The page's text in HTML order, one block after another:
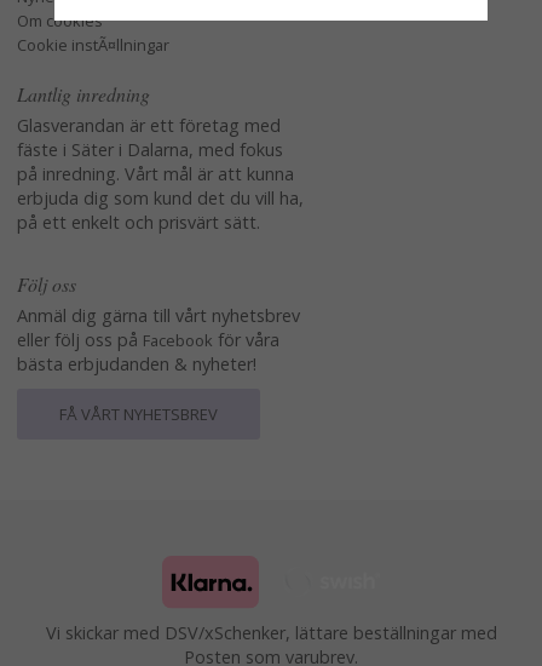
Om cookies
Cookie instÃ¤llningar
Lantlig inredning
Glasverandan är ett företag med
fäste i Säter i Dalarna, med fokus
på inredning. Vårt mål är att kunna
erbjuda dig som kund det du vill ha,
på ett enkelt och prisvärt sätt.
Följ oss
Anmäl dig gärna till vårt nyhetsbrev
eller följ oss på Facebook för våra
bästa erbjudanden & nyheter!
FÅ VÅRT NYHETSBREV
Vi skickar med DSV/xSchenker, lättare beställningar med
Posten som varubrev.